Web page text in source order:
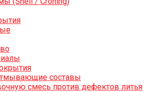
составы
смесь против дефектов литья